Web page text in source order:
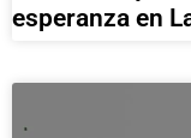
esperanza en